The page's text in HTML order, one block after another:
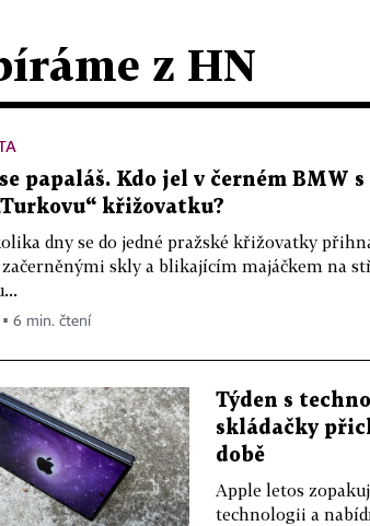
z HN
papaláš. Kdo jel v černém BMW
křižovatku?
dny se do jedné pražské křižovatky
skly a blikajícím majáčkem na
6 min. čtení
Týden s
skládačky
době
Apple letos
technologii a